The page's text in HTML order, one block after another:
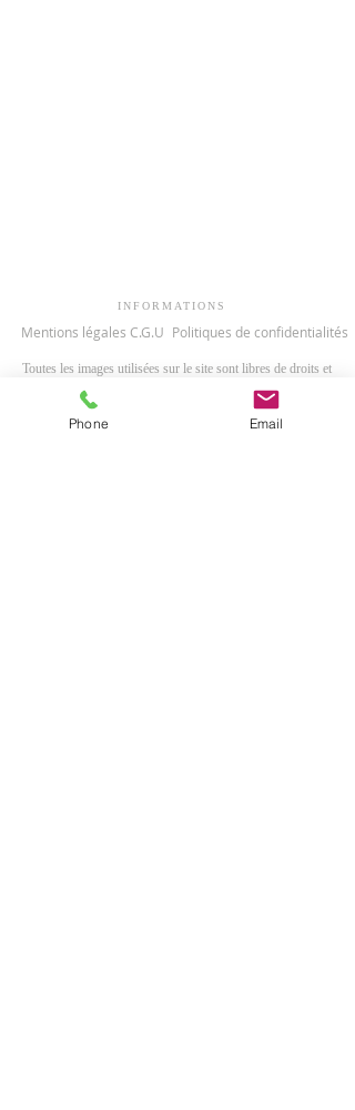
INFORMATIONS
Mentions légales C.G.U Politiques de confidentialités
Toutes les images utilisées sur le site sont libres de droits et
Site réalisé avec l'équipe Paroissiale de Trois-
Phone Email